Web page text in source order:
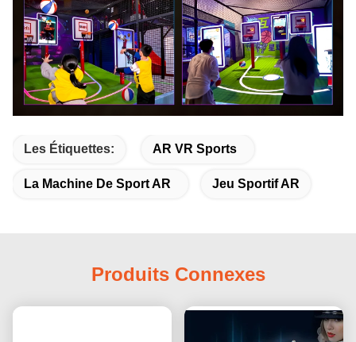
Les Étiquettes: AR VR Sports
La Machine De Sport AR Jeu Sportif AR
Produits Connexes